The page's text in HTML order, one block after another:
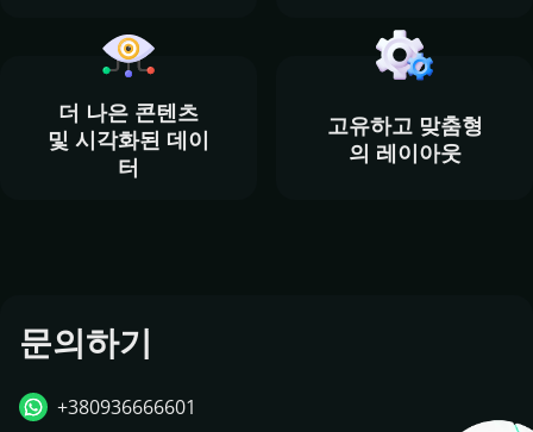
더 나은 콘텐츠
및 시각화된 데이
터
고유하고 맞춤형
의 레이아웃
문의하기
+380936666601